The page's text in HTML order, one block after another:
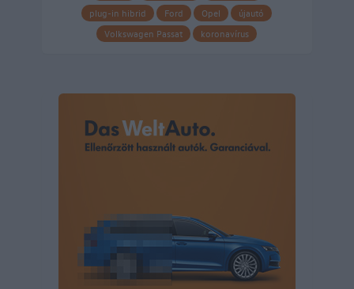
plug-in hibrid
Ford Opel
újautó
Volkswagen Passat
koronavírus